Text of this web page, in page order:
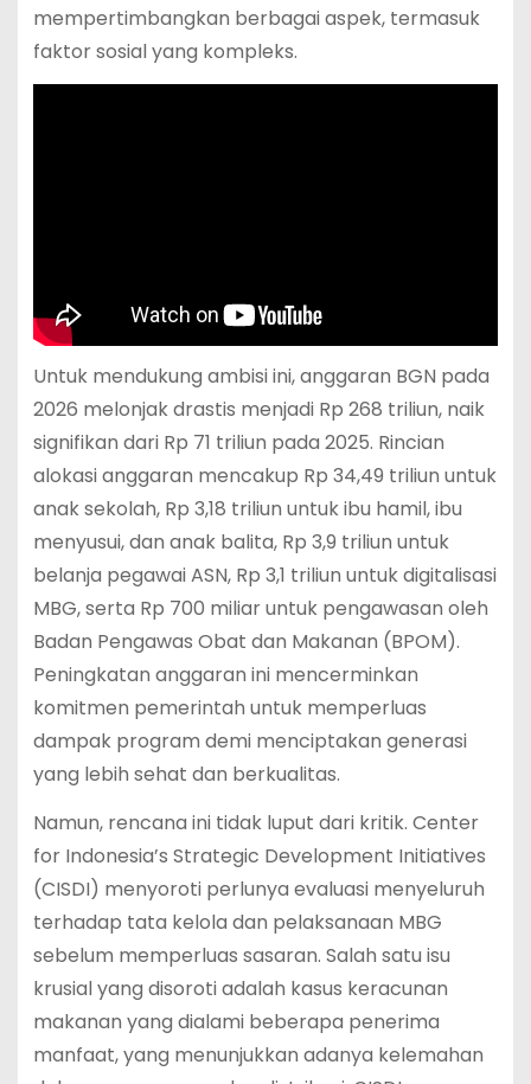
mempertimbangkan berbagai aspek, termasuk
faktor sosial yang kompleks.
Untuk mendukung ambisi ini, anggaran BGN pada
2026 melonjak drastis menjadi Rp 268 triliun, naik
signifikan dari Rp 71 triliun pada 2025. Rincian
alokasi anggaran mencakup Rp 34,49 triliun untuk
anak sekolah, Rp 3,18 triliun untuk ibu hamil, ibu
menyusui, dan anak balita, Rp 3,9 triliun untuk
belanja pegawai ASN, Rp 3,1 triliun untuk digitalisasi
MBG, serta Rp 700 miliar untuk pengawasan oleh
Badan Pengawas Obat dan Makanan (BPOM).
Peningkatan anggaran ini mencerminkan
komitmen pemerintah untuk memperluas
dampak program demi menciptakan generasi
yang lebih sehat dan berkualitas.
Namun, rencana ini tidak luput dari kritik. Center
for Indonesia’s Strategic Development Initiatives
(CISDI) menyoroti perlunya evaluasi menyeluruh
terhadap tata kelola dan pelaksanaan MBG
sebelum memperluas sasaran. Salah satu isu
krusial yang disoroti adalah kasus keracunan
makanan yang dialami beberapa penerima
manfaat, yang menunjukkan adanya kelemahan